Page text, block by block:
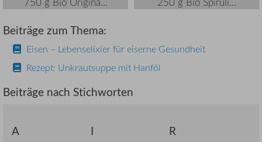
Beiträge zum Thema:
Eisen – Lebenselixier für eiserne Gesundheit
Rezept: Unkrautsuppe mit Hanföl
Beiträge nach Stichworten
A I R